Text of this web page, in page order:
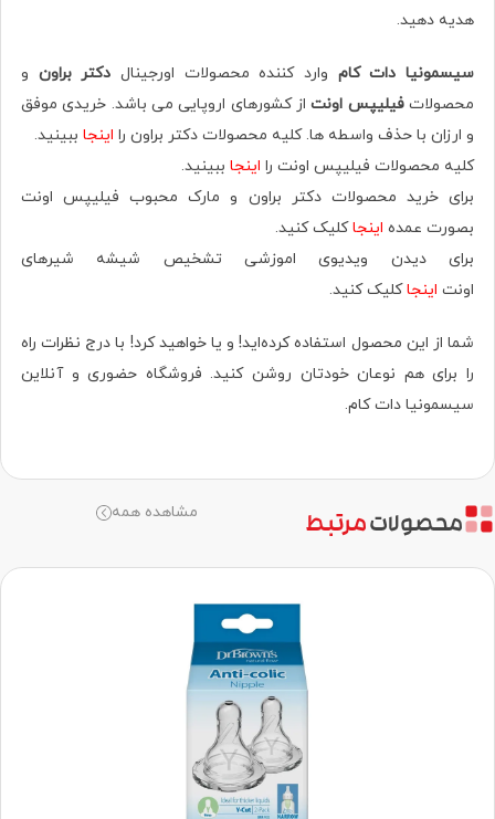
هدیه دهید.
سیسمونیا دات کام وارد کننده محصولات اورجینال دکتر براون و
محصولاتفیلیپس اونتاز کشورهای اروپایی می باشد. خریدی موفق
و ارزان با حذف واسطه ها. کلیه محصولات دکتر براون را اینجا ببینید.
کلیه محصولات فیلیپس اونت را اینجا ببینید.
برای خرید محصولات دکتر براون و مارک محبوب فیلیپس اونت
بصورت عمده اینجاکلیک کنید.
برای دیدن ویدیوی اموزشی تشخیص شیشه شیرهای
اونت اینجاکلیک کنید.
شما از این محصول استفاده کرده‌اید! و یا خواهید کرد! با درج نظرات راه
را برای هم نوعان خودتان روشن کنید. فروشگاه حضوری‌ و آنلاین
سیسمونیا دات کام.
محصولاتمرتبط مشاهده همه